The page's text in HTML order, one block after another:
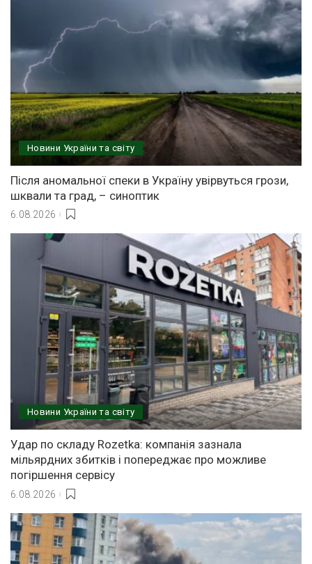
Новини України та світу
Після аномальної спеки в Україну увірвуться грози,
шквали та град, – синоптик
6.08.2026
Новини України та світу
Удар по складу Rozetka: компанія зазнала
мільярдних збитків і попереджає про можливе
погіршення сервісу
6.08.2026